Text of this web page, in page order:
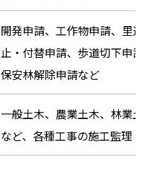
開発申請、工作物申請、里道廃
止・付替申請、歩道切下申請、
保安林解除申請など
一般土木、農業土木、林業土木
など、各種工事の施工監理